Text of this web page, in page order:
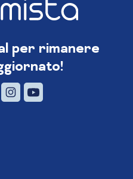
per rimanere